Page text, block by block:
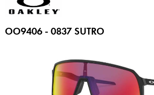
OO9406 - 0837 SUTRO